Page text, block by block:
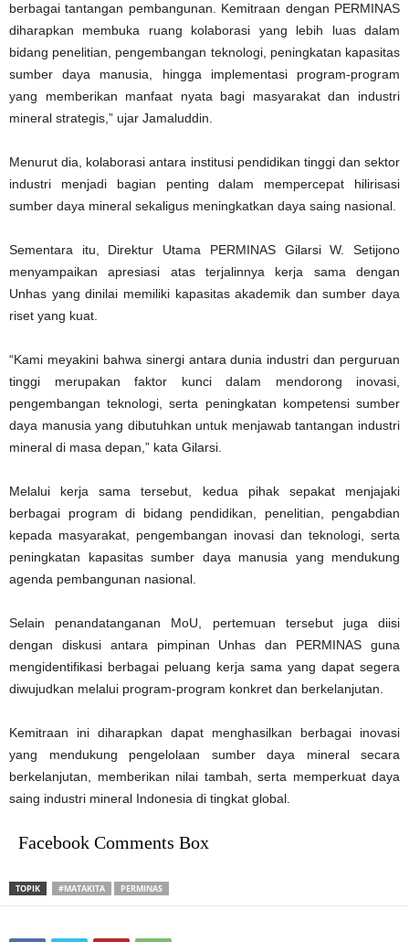
berbagai tantangan pembangunan. Kemitraan dengan PERMINAS
diharapkan membuka ruang kolaborasi yang lebih luas dalam
bidang penelitian, pengembangan teknologi, peningkatan kapasitas
sumber daya manusia, hingga implementasi program-program
yang memberikan manfaat nyata bagi masyarakat dan industri
mineral strategis,” ujar Jamaluddin.
Menurut dia, kolaborasi antara institusi pendidikan tinggi dan sektor
industri menjadi bagian penting dalam mempercepat hilirisasi
sumber daya mineral sekaligus meningkatkan daya saing nasional.
Sementara itu, Direktur Utama PERMINAS Gilarsi W. Setijono
menyampaikan apresiasi atas terjalinnya kerja sama dengan
Unhas yang dinilai memiliki kapasitas akademik dan sumber daya
riset yang kuat.
“Kami meyakini bahwa sinergi antara dunia industri dan perguruan
tinggi merupakan faktor kunci dalam mendorong inovasi,
pengembangan teknologi, serta peningkatan kompetensi sumber
daya manusia yang dibutuhkan untuk menjawab tantangan industri
mineral di masa depan,” kata Gilarsi.
Melalui kerja sama tersebut, kedua pihak sepakat menjajaki
berbagai program di bidang pendidikan, penelitian, pengabdian
kepada masyarakat, pengembangan inovasi dan teknologi, serta
peningkatan kapasitas sumber daya manusia yang mendukung
agenda pembangunan nasional.
Selain penandatanganan MoU, pertemuan tersebut juga diisi
dengan diskusi antara pimpinan Unhas dan PERMINAS guna
mengidentifikasi berbagai peluang kerja sama yang dapat segera
diwujudkan melalui program-program konkret dan berkelanjutan.
Kemitraan ini diharapkan dapat menghasilkan berbagai inovasi
yang mendukung pengelolaan sumber daya mineral secara
berkelanjutan, memberikan nilai tambah, serta memperkuat daya
saing industri mineral Indonesia di tingkat global.
Facebook Comments Box
TOPIK #MATAKITA PERMINAS